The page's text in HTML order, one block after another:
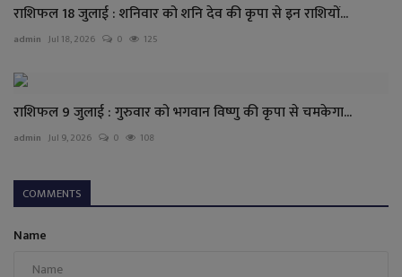
राशिफल 18 जुलाई : शनिवार को शनि देव की कृपा से इन राशियों...
admin Jul 18, 2026 0 125
राशिफल 9 जुलाई : गुरुवार को भगवान विष्णु की कृपा से चमकेगा...
admin Jul 9, 2026 0 108
COMMENTS
Name